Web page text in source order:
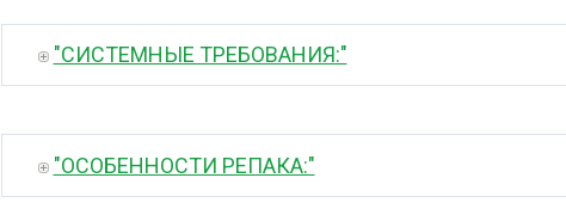
"СИСТЕМНЫЕ ТРЕБОВАНИЯ:"
"ОСОБЕННОСТИ РЕПАКА:"